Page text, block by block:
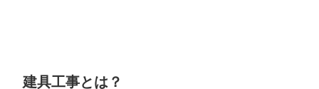
建具工事とは？